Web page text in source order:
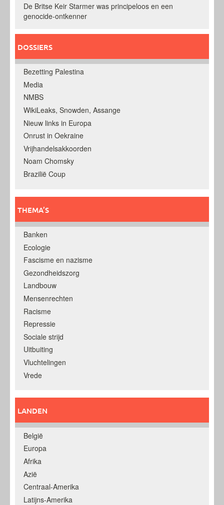
De Britse Keir Starmer was principeloos en een
genocide-ontkenner
DOSSIERS
Bezetting Palestina
Media
NMBS
WikiLeaks, Snowden, Assange
Nieuw links in Europa
Onrust in Oekraine
Vrijhandelsakkoorden
Noam Chomsky
Brazilië Coup
THEMA’S
Banken
Ecologie
Fascisme en nazisme
Gezondheidszorg
Landbouw
Mensenrechten
Racisme
Repressie
Sociale strijd
Uitbuiting
Vluchtelingen
Vrede
LANDEN
België
Europa
Afrika
Azië
Centraal-Amerika
Latijns-Amerika